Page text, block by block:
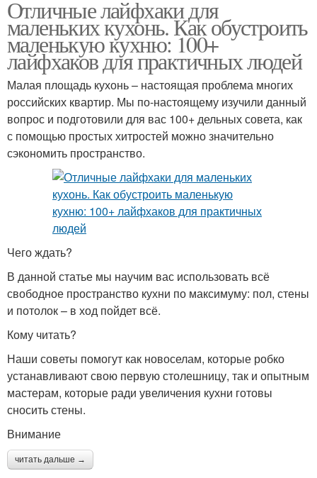
Отличные лайфхаки для
маленьких кухонь. Как обустроить
маленькую кухню: 100+
лайфхаков для практичных людей
Малая площадь кухонь – настоящая проблема многих
российских квартир. Мы по-настоящему изучили данный
вопрос и подготовили для вас 100+ дельных совета, как
с помощью простых хитростей можно значительно
сэкономить пространство.
Чего ждать?
В данной статье мы научим вас использовать всё
свободное пространство кухни по максимуму: пол, стены
и потолок – в ход пойдет всё.
Кому читать?
Наши советы помогут как новоселам, которые робко
устанавливают свою первую столешницу, так и опытным
мастерам, которые ради увеличения кухни готовы
сносить стены.
Внимание
читать дальше →